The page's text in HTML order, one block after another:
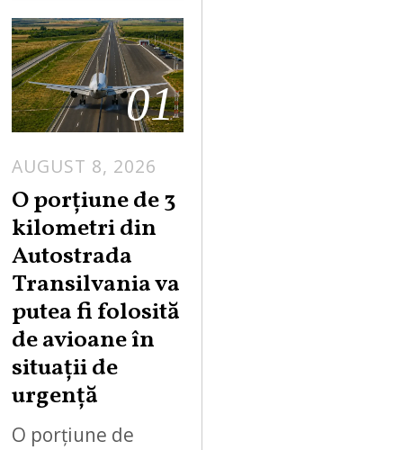
01
AUGUST 8, 2026
U
G
T
8
O porțiune de 3
kilometri din
Autostrada
Transilvania va
putea fi folosită
de avioane în
situații de
urgență
O porțiune de